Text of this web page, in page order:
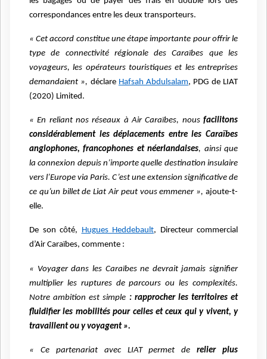
correspondances entre les deux transporteurs.
« Cet accord constitue une étape importante pour offrir le
type de connectivité régionale des Caraïbes que les
voyageurs, les opérateurs touristiques et les entreprises
demandaient », déclare Hafsah Abdulsalam, PDG de LIAT
(2020) Limited.
« En reliant nos réseaux à Air Caraïbes, nous facilitons
considérablement les déplacements entre les Caraïbes
anglophones, francophones et néerlandaises, ainsi que
la connexion depuis n’importe quelle destination insulaire
vers l’Europe via Paris. C’est une extension significative de
ce qu’un billet de Liat Air peut vous emmener », ajoute-t-
elle.
De son côté, Hugues Heddebault, Directeur commercial
d’Air Caraïbes, commente :
« Voyager dans les Caraïbes ne devrait jamais signifier
multiplier les ruptures de parcours ou les complexités.
Notre ambition est simple : rapprocher les territoires et
fluidifier les mobilités pour celles et ceux qui y vivent, y
travaillent ou y voyagent ».
« Ce partenariat avec LIAT permet derelier plus